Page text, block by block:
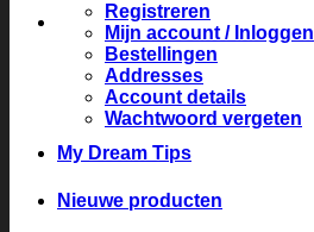
Registreren
Mijn account / Inloggen
Bestellingen
Addresses
Account details
Wachtwoord vergeten
My Dream Tips
Nieuwe producten